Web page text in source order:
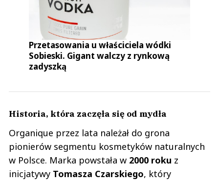
Przetasowania u właściciela wódki
Sobieski. Gigant walczy z rynkową
zadyszką
Historia, która zaczęła się od mydła
Organique przez lata należał do grona
pionierów segmentu kosmetyków naturalnych
w Polsce. Marka powstała w 2000 roku z
inicjatywy Tomasza Czarskiego, który